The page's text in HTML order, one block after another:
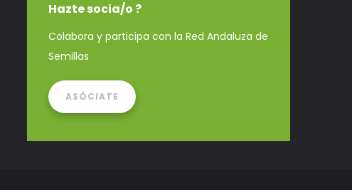
Hazte socia/o ?
Colabora y participa con la Red Andaluza de
Semillas
ASÓCIATE